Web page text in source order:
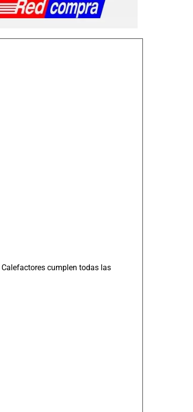
cumplen todas las